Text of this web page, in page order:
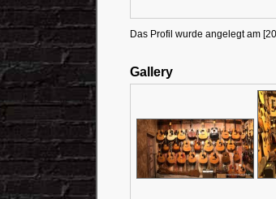
Das Profil wurde angelegt am
Gallery